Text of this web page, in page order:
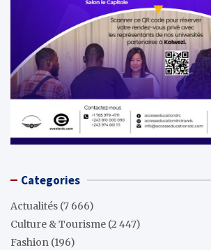
Categories
Actualités (7 666)
Culture & Tourisme (2 447)
Fashion (196)